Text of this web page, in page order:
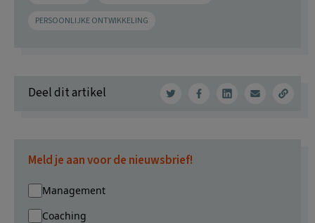
PERSOONLIJKE ONTWIKKELING
Deel dit artikel
Meld je aan voor de nieuwsbrief!
Management
Coaching